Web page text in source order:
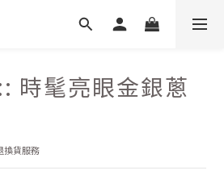
時髦亮眼金銀蔥
換貨服務